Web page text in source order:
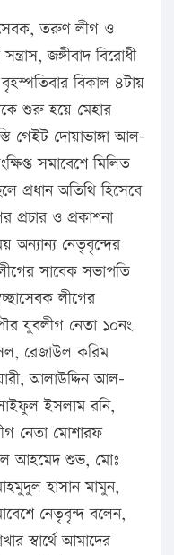
সেবক, তরুণ লীগ ও
জঙ্গীবাদ বিরোধী
বিকাল ৪টায়
শুরু হয়ে মেহার
গেইট দোয়াভাঙ্গা আল-
সমাবেশে মিলিত
প্রধান অতিথি হিসেবে
প্রচার ও প্রকাশনা
নেতৃবৃন্দের
সাবেক সভাপতি
লীগের
যুবলীগ নেতা ১০নং
রেজাউল করিম
আলাউদ্দিন আল-
ইসলাম রনি,
নেতা মোশারফ
আহমেদ শুভ, মোঃ
হাসান মামুন,
নেতৃবৃন্দ বলেন,
স্বার্থে আমাদের